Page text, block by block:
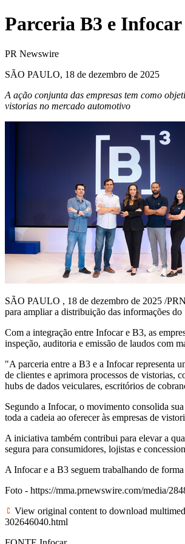
Parceria B3 e
PR Newswire
SÃO PAULO, 18 de dezembro de 2025
A ação conjunta das empresas tem como
vistorias no mercado automotivo
SÃO PAULO , 18 de dezembro de 2025 /
para ampliar a distribuição das informações
Com a integração entre Infocar e B3, as
inspeção, auditoria e emissão de laudos com
"A parceria entre a B3 e a Infocar representa
de clientes e aprimora processos de vistorias,
hubs de dados veiculares, escritórios de
Segundo a Infocar, o movimento consolida
toda a cadeia ao oferecer às empresas de
A iniciativa também contribui para elevar a
segura para consumidores, lojistas e
A Infocar e a B3 seguem trabalhando de
Foto - https://mma.prnewswire.com/media/
View original content to download
302646040.html